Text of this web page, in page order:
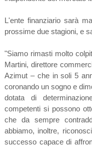
L'ente finanziario sarà
prossime due stagioni, e
"Siamo rimasti molto
Martini, direttore
Azimut – che in soli 5
coronando un sogno e
dotata di
competenti si possono
che da sempre
abbiamo, inoltre,
successo capace di